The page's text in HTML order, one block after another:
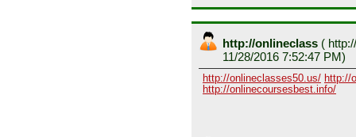
http://onlineclass (
11/28/2016 7:52:47 PM)
http://onlineclasses50.us/ http://
http://onlinecoursesbest.info/